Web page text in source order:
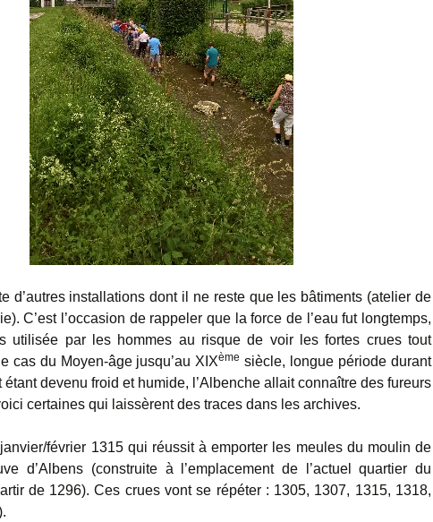
d’autres installations dont il ne reste que les bâtiments (atelier de
C’est l’occasion de rappeler que la force de l’eau fut longtemps,
utilisée par les hommes au risque de voir les fortes crues tout
cas du Moyen-âge jusqu’au XIXème siècle, longue période durant
étant devenu froid et humide, l’Albenche allait connaître des fureurs
certaines qui laissèrent des traces dans les archives.
février 1315 qui réussit à emporter les meules du moulin de
d’Albens (construite à l’emplacement de l’actuel quartier du
de 1296). Ces crues vont se répéter : 1305, 1307, 1315, 1318,